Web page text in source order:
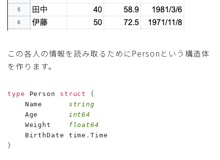
この各人の情報を読み取るためにPersonという構造体
を作ります。
type Person struct
{
    Name
string
    Age
int64
    Weight
float64
    BirthDate time
.
}